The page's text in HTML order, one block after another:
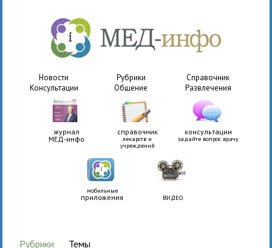
Новости Рубрики
Справочник
Консультации
Общение Развлечения
журнал
МЕД-инфо
справочник
лекарств и
учреждений
консультации
задайте вопрос врачу
мобильные
приложения ВИДЕО
Рубрики Темы